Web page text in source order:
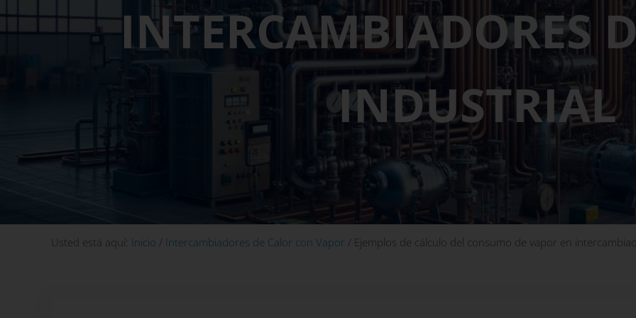
INTERCAMBIADORES
INDUSTRIAL
Usted está aquí: Inicio / Intercambiadores de Calor con Vapor / Ejemplos de cálculo del consumo de vapor en